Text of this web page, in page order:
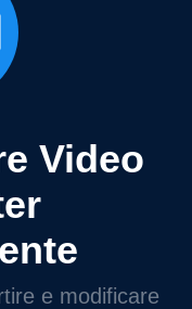
Video
e modificare